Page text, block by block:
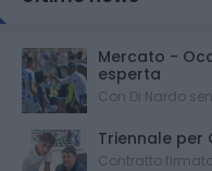
Mercato -
esperta
Con Di Nardo
Triennale per
Contratto